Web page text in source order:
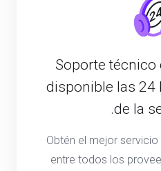
Soporte técnico
disponible las 24
de la
Obtén el mejor
entre todos los